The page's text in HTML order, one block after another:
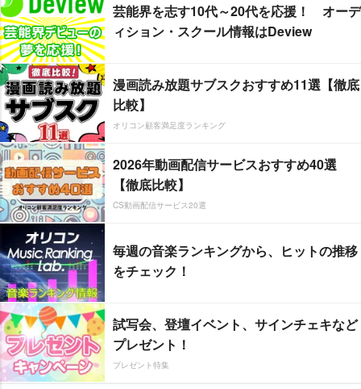
芸能界を志す10代～20代を応援！ オーデ
ィション・スクール情報はDeview
漫画読み放題サブスクおすすめ11選【徹底
比較】
オリコン顧客満足度ランキング
2026年動画配信サービスおすすめ40選
【徹底比較】
CS動画配信サービス20選
毎週の音楽ランキングから、ヒットの推移
をチェック！
試写会、登壇イベント、サインチェキなど
プレゼント！
プレゼント特集